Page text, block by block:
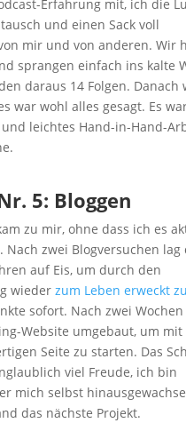
Erfahrung mit, ich die
und einen Sack voll
mir und von anderen. Wir
sprangen einfach ins kalte
daraus 14 Folgen. Danach
war wohl alles gesagt. Es
leichtes Hand-in-Hand-
5: Bloggen
zu mir, ohne dass ich es
Nach zwei Blogversuchen lag
auf Eis, um durch den
wieder zum Leben erweckt zu
sofort. Nach zwei
Website umgebaut, um
Seite zu starten. Das
viel Freude, ich bin
mich selbst
das nächste Projekt.